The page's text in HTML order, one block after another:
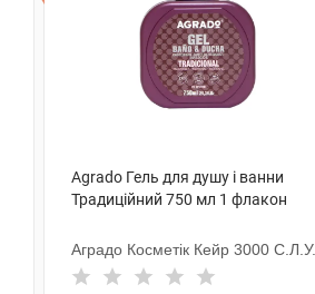
Agrado Гель для душу і ванни
Традиційний 750 мл 1 флакон
Аградо Косметік Кейр 3000 С.Л.У.